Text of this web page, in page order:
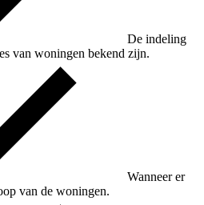
De indeling
van woningen bekend zijn.
Wanneer er
van de woningen.